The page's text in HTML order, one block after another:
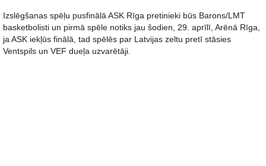
Izslēgšanas spēļu pusfinālā ASK Rīga pretinieki būs Barons/LMT
basketbolisti un pirmā spēle notiks jau šodien, 29. aprīlī, Arēnā Rīga,
ja ASK iekļūs finālā, tad spēlēs par Latvijas zeltu pretī stāsies
Ventspils un VEF dueļa uzvarētāji.